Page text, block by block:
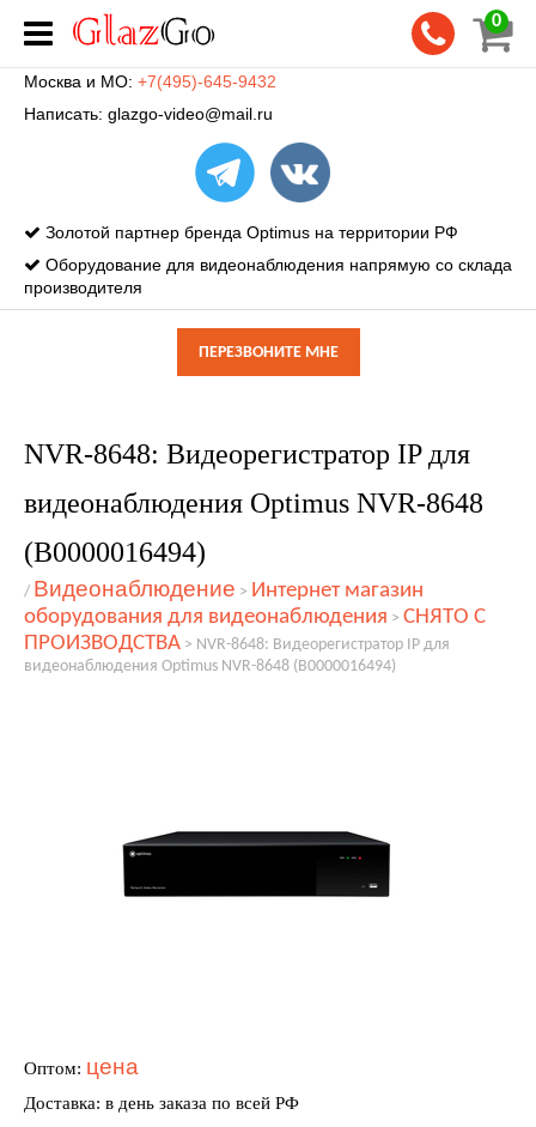
0
Москва и МО: +7(495)-645-9432
Написать: glazgo-video@mail.ru
Золотой партнер бренда Optimus на территории РФ
Оборудование для видеонаблюдения напрямую со склада
производителя
ПЕРЕЗВОНИТЕ МНЕ
NVR-8648: Видеорегистратор IP для
видеонаблюдения Optimus NVR-8648
(В0000016494)
/ Видеонаблюдение > Интернет магазин
оборудования для видеонаблюдения > СНЯТО С
ПРОИЗВОДСТВА > NVR-8648: Видеорегистратор IP для
видеонаблюдения Optimus NVR-8648 (В0000016494)
Оптом: цена
Доставка: в день заказа по всей РФ